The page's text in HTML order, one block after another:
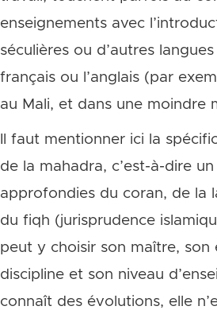
enseignements avec
séculières ou d’autres
français ou l’anglais (par
au Mali, et dans une moindre
Il faut mentionner ici la
de la mahadra, c’est-à-dire
approfondies du coran, de la
du fiqh (jurisprudence
peut y choisir son maître, son
discipline et son niveau
connaît des évolutions, elle